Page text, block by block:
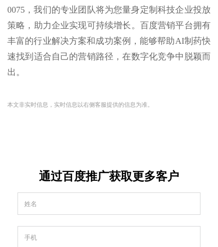
0075，我们的专业团队将为您量身定制科技企业投放
策略，助力企业实现可持续增长。百度营销平台拥有
丰富的行业解决方案和成功案例，能够帮助AI制药快
速找到适合自己的营销路径，在数字化竞争中脱颖而
出。
本文非实时信息，实时信息以右侧客服提供的信息为准。
通过百度推广获取更多客户